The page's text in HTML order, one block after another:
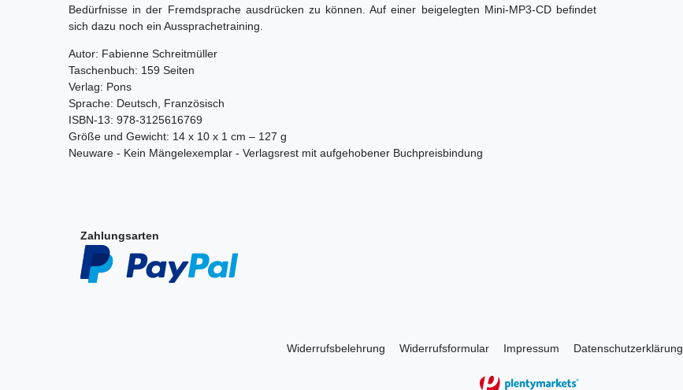
Bedürfnisse in der Fremdsprache ausdrücken zu können. Auf einer beigelegten Mini-MP3-CD befindet
sich dazu noch ein Aussprachetraining.
Autor: Fabienne Schreitmüller
Taschenbuch: 159 Seiten
Verlag: Pons
Sprache: Deutsch, Französisch
ISBN-13: 978-3125616769
Größe und Gewicht: 14 x 10 x 1 cm – 127 g
Neuware - Kein Mängelexemplar - Verlagsrest mit aufgehobener Buchpreisbindung
Zahlungsarten
Widerrufs­belehrung Widerrufs­formular Impressum Daten­schutz­erklärung